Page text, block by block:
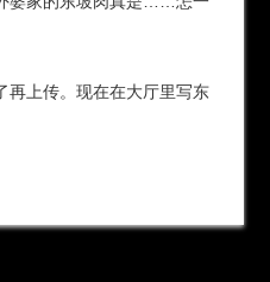
再上传。现在在大厅里写东